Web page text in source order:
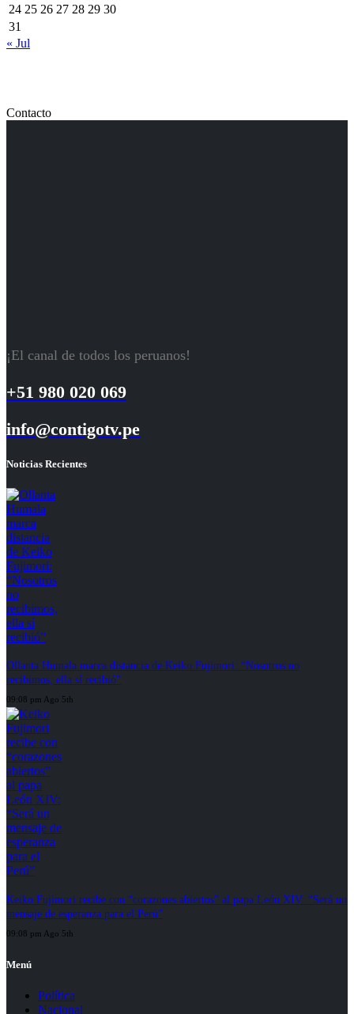
24 25 26 27 28 29 30
31
« Jul
Contacto
¡El canal de todos los peruanos!
+51 980 020 069
info@contigotv.pe
Noticias Recientes
Ollanta Humala marca distancia de Keiko Fujimori: “Nosotros no
recibimos, ella sí recibió”
09:08 pm Ago 5th
Keiko Fujimori recibe con “corazones abiertos” al papa León XIV: “Será un
mensaje de esperanza para el Perú”
09:08 pm Ago 5th
Menú
Política
Nacional